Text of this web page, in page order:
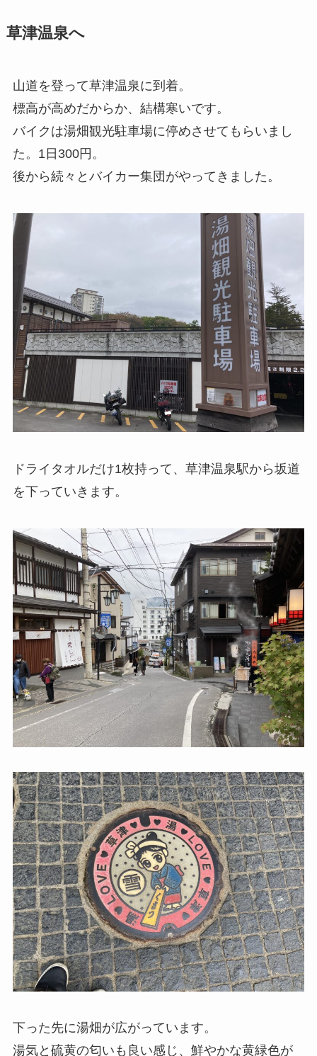
草津温泉へ
山道を登って草津温泉に到着。
標高が高めだからか、結構寒いです。
バイクは湯畑観光駐車場に停めさせてもらいまし
た。1日300円。
後から続々とバイカー集団がやってきました。
ドライタオルだけ1枚持って、草津温泉駅から坂道
を下っていきます。
下った先に湯畑が広がっています。
湯気と硫黄の匂いも良い感じ、鮮やかな黄緑色が